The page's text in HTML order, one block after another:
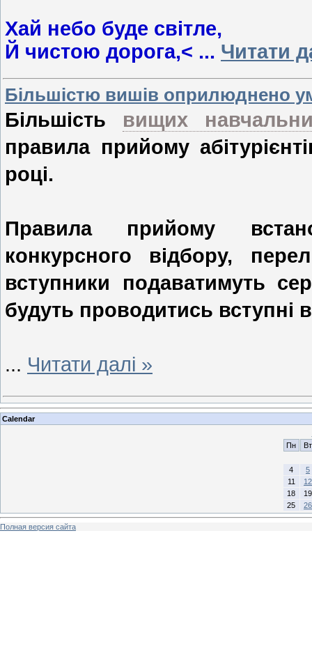
Хай небо буде світле,
Й чистою дорога,< ... Читати
Більшістю вишів оприлюднено
Більшість вищих
правила прийому
році.
Правила прийому
конкурсного відбору,
вступники подаватимуть
будуть проводитись вступні
... Читати далі »
Calendar
Пн
Вт
4
5
11
12
18
19
25
26
Полная версия сайта